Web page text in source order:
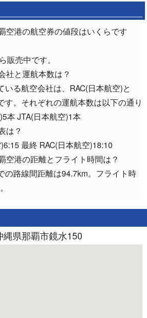
空港の航空券の値段はいくらです
販売中です。
社と運航本数は？
いる航空会社は、RAC(日本航空)と
す。それぞれの運航本数は以下の通り
本 JTA(日本航空)1本
は？
最終 RAC(日本航空)18:10
港の距離とフライト時間は？
の路線間距離は94.7km。フライト時
縄県那覇市鏡水150